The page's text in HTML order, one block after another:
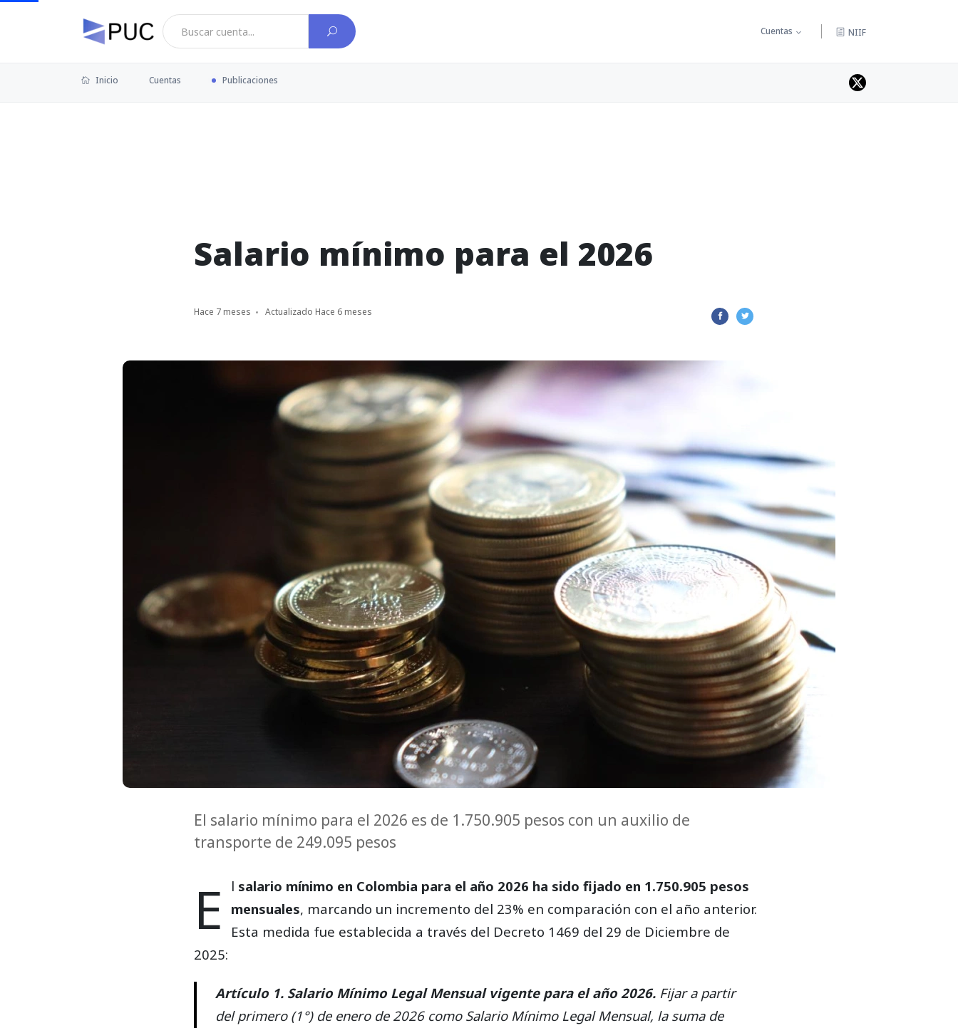
Cuentas NIIF
Inicio Cuentas Publicaciones
Salario mínimo para el 2026
Hace 7 meses Actualizado Hace 6 meses
El salario mínimo para el 2026 es de 1.750.905 pesos con un auxilio de
transporte de 249.095 pesos
E l salario mínimo en Colombia para el año 2026 ha sido fijado en 1.750.905 pesos
mensuales, marcando un incremento del 23% en comparación con el año anterior.
Esta medida fue establecida a través del Decreto 1469 del 29 de Diciembre de
2025:
Artículo 1. Salario Mínimo Legal Mensual vigente para el año 2026. Fijar a partir
del primero (1°) de enero de 2026 como Salario Mínimo Legal Mensual, la suma de